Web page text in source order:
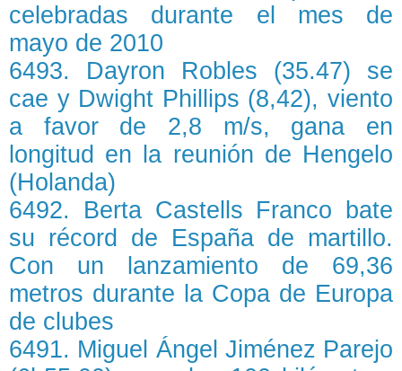
celebradas durante el mes de
mayo de 2010
6493. Dayron Robles (35.47) se
cae y Dwight Phillips (8,42), viento
a favor de 2,8 m/s, gana en
longitud en la reunión de Hengelo
(Holanda)
6492. Berta Castells Franco bate
su récord de España de martillo.
Con un lanzamiento de 69,36
metros durante la Copa de Europa
de clubes
6491. Miguel Ángel Jiménez Parejo